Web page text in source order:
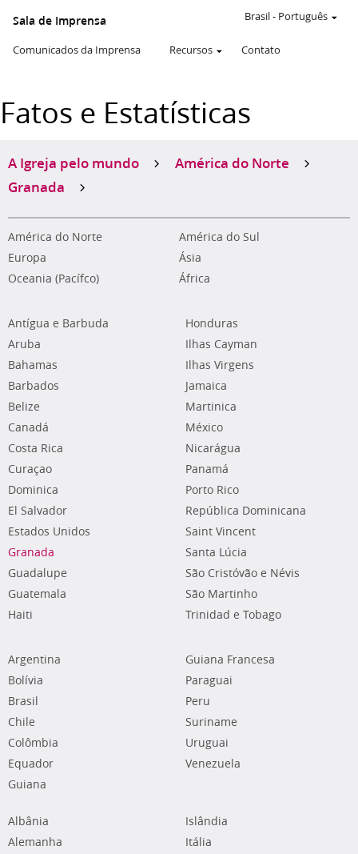
Sala de Imprensa
Comunicados da Imprensa Recursos Contato
Brasil- Português
Fatos e Estatísticas
A Igreja pelo mundo
América do Norte
Granada
América do Norte
América do Sul
Europa
Ásia
Oceania (Pacífco)
África
Antígua e Barbuda
Aruba
Bahamas
Barbados
Belize
Canadá
Costa Rica
Curaçao
Dominica
El Salvador
Estados Unidos
Granada
Guadalupe
Guatemala
Haiti
Honduras
Ilhas Cayman
Ilhas Virgens
Jamaica
Martinica
México
Nicarágua
Panamá
Porto Rico
República Dominicana
Saint Vincent
Santa Lúcia
São Cristóvão e Névis
São Martinho
Trinidad e Tobago
Argentina
Bolívia
Brasil
Chile
Colômbia
Equador
Guiana
Guiana Francesa
Paraguai
Peru
Suriname
Uruguai
Venezuela
Albânia
Alemanha
Islândia
Itália